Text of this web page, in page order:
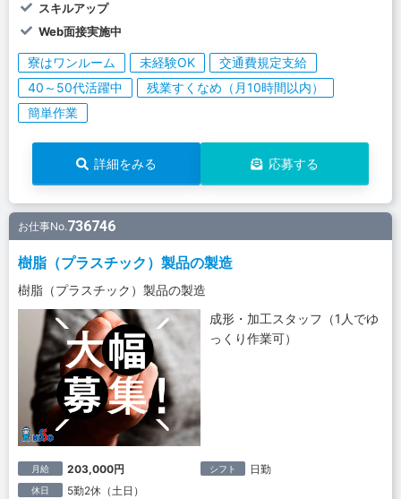
スキルアップ
Web面接実施中
寮はワンルーム 未経験OK
交通費規定支給
40～50代活躍中
残業すくなめ（月10時間以内）
簡単作業
詳細をみる 応募する
お仕事No.736746
樹脂（プラスチック）製品の製造
樹脂（プラスチック）製品の製造
成形・加工スタッフ（1人でゆ
っくり作業可）
月給 203,000円 シフト 日勤
休日 5勤2休（土日）